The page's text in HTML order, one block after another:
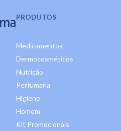
PRODUTOS
Medicamentos
Dermocosméticos
Nutrição
Perfumaria
Higiene
Homem
Kit Promocionais